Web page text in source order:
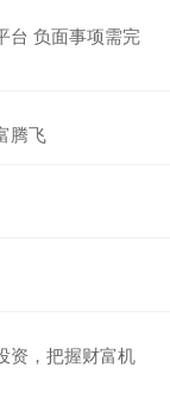
台 负面事项需完
腾飞
资，把握财富机